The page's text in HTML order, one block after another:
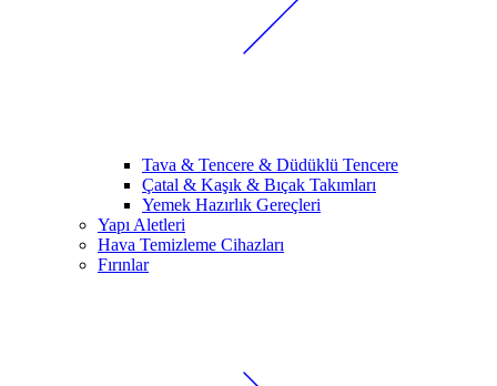
Tava & Tencere & Düdüklü Tencere
Çatal & Kaşık & Bıçak Takımları
Yemek Hazırlık Gereçleri
Yapı Aletleri
Hava Temizleme Cihazları
Fırınlar